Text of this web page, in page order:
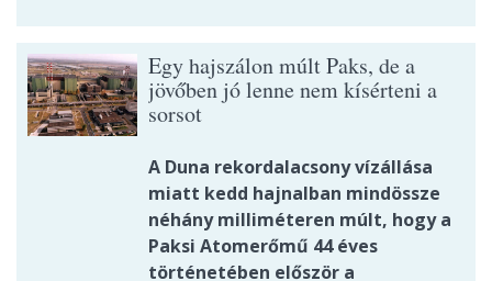
Egy hajszálon múlt Paks, de a
jövőben jó lenne nem kísérteni a
sorsot
A Duna rekordalacsony vízállása
miatt kedd hajnalban mindössze
néhány milliméteren múlt, hogy a
Paksi Atomerőmű 44 éves
történetében először a